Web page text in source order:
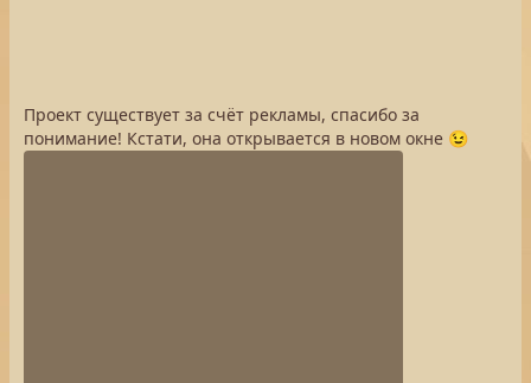
Проект существует за счёт рекламы, спасибо за
понимание! Кстати, она открывается в новом окне 😉